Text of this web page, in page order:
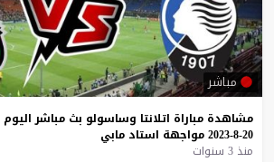
مباشر
مشاهدة مباراة اتلانتا وساسولو بث مباشر اليوم
20-8-2023
مواجهة استاد مابي
منذ 3 سنوات